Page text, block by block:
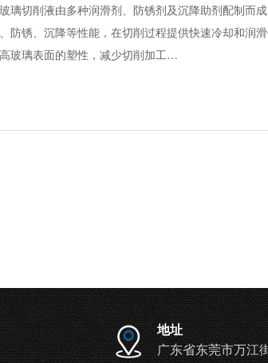
璃切削液由多种润滑剂、防锈剂及沉降助剂配制而成
防锈、沉降等性能，在切削过程提供快速冷却和润
玻璃表面的塑性，减少切削加工…
地址
广东省东莞市万江